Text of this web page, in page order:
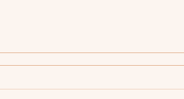
Дописів
Карма Бали